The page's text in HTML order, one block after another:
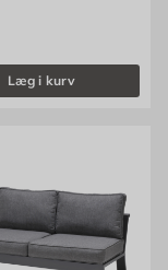
Læg i kurv